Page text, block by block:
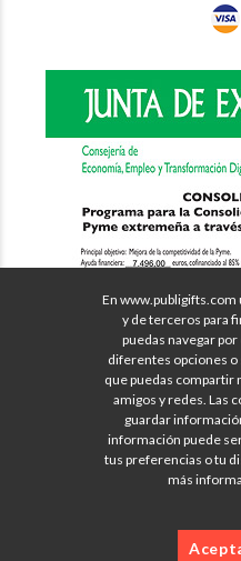
En
y de terceros para
puedas navegar
diferentes opciones o
que puedas compartir
amigos y redes. Las
guardar
información puede
tus preferencias o tu
más